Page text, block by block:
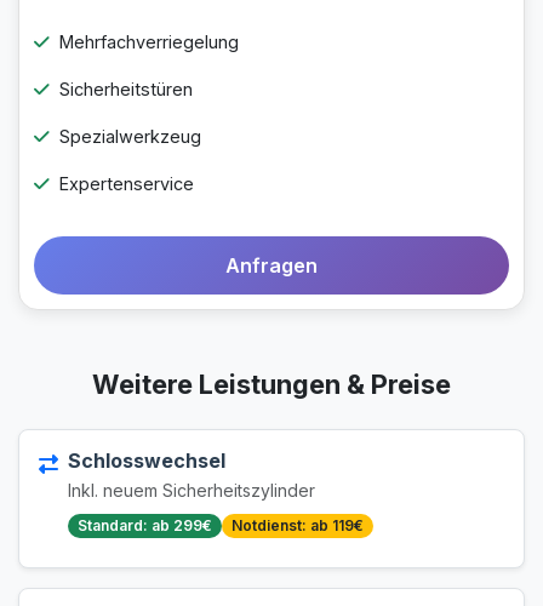
Mehrfachverriegelung
Sicherheitstüren
Spezialwerkzeug
Expertenservice
Anfragen
Weitere Leistungen & Preise
Schlosswechsel
Inkl. neuem Sicherheitszylinder
Standard: ab 299€ Notdienst: ab 119€